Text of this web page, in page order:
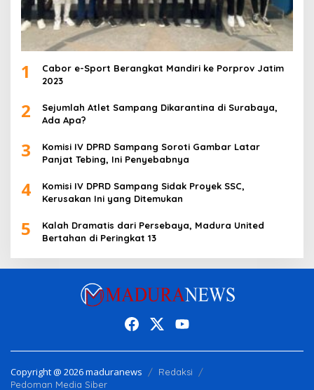
1
Cabor e-Sport Berangkat Mandiri ke Porprov Jatim
2023
2
Sejumlah Atlet Sampang Dikarantina di Surabaya,
Ada Apa?
3
Komisi IV DPRD Sampang Soroti Gambar Latar
Panjat Tebing, Ini Penyebabnya
4
Komisi IV DPRD Sampang Sidak Proyek SSC,
Kerusakan Ini yang Ditemukan
5
Kalah Dramatis dari Persebaya, Madura United
Bertahan di Peringkat 13
Copyright @ 2026 maduranews
Redaksi
Pedoman Media Siber